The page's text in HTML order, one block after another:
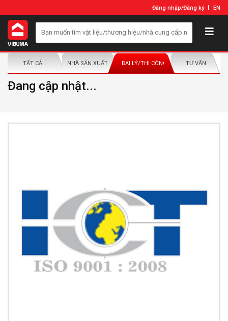
Đăng nhập/Đăng ký EN
TẤT CẢ NHÀ SẢN XUẤT/NHÀ PHÂN PHỐIĐẠI LÝ/THI CÔNG LẮP ĐẶTTƯ VẤN
Đang cập nhật...